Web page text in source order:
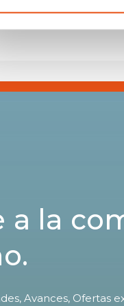
a la
Avances, Ofertas